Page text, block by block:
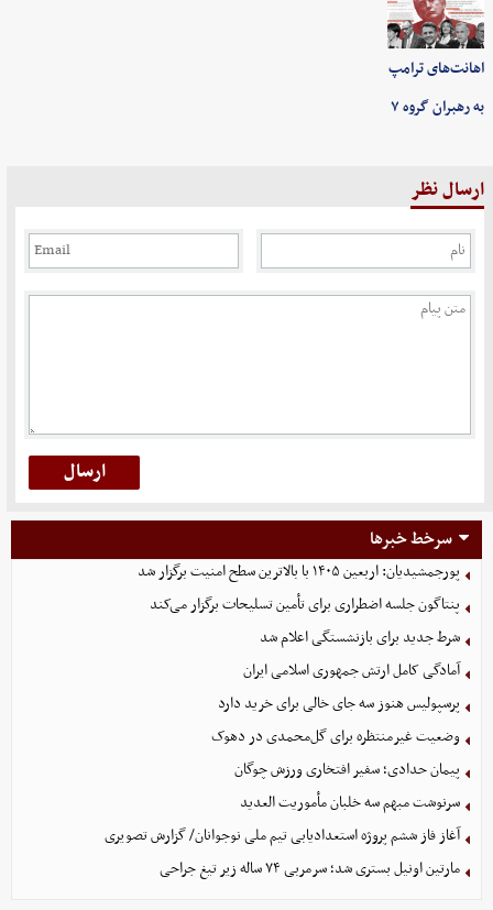
اهانت‌های ترامپ
به رهبران گروه ۷
ارسال نظر
سرخط خبرها
پورجمشیدیان: اربعین ۱۴۰۵ با بالاترین سطح امنیت برگزار شد
پنتاگون جلسه اضطراری برای تأمین تسلیحات برگزار می‌کند
شرط جدید برای بازنشستگی اعلام شد
آمادگی کامل ارتش جمهوری اسلامی ایران
پرسپولیس هنوز سه جای خالی برای خرید دارد
وضعیت غیرمنتظره برای گل‌محمدی در دهوک
پیمان حدادی؛ سفیر افتخاری ورزش چوگان
سرنوشت مبهم سه خلبان مأموریت العدید
آغاز فاز ششم پروژه استعدادیابی تیم ملی نوجوانان/ گزارش تصویری
مارتین اونیل بستری شد؛ سرمربی ۷۴ ساله زیر تیغ جراحی